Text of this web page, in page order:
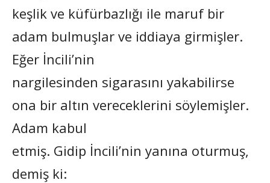
keşlik ve küfürbazlığı ile maruf bir
adam bulmuşlar ve iddiaya girmişler.
Eğer İncili’nin
nargilesinden sigarasını yakabilirse
ona bir altın vereceklerini söylemişler.
Adam kabul
etmiş. Gidip İncili’nin yanına oturmuş,
demiş ki: